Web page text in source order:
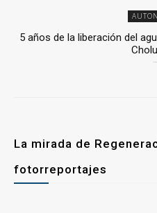
5 años de la liberación del
La mirada de
fotorreportajes